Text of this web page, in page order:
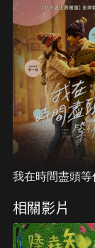
漸漸地分不清…
我在時間盡頭等
相關影片